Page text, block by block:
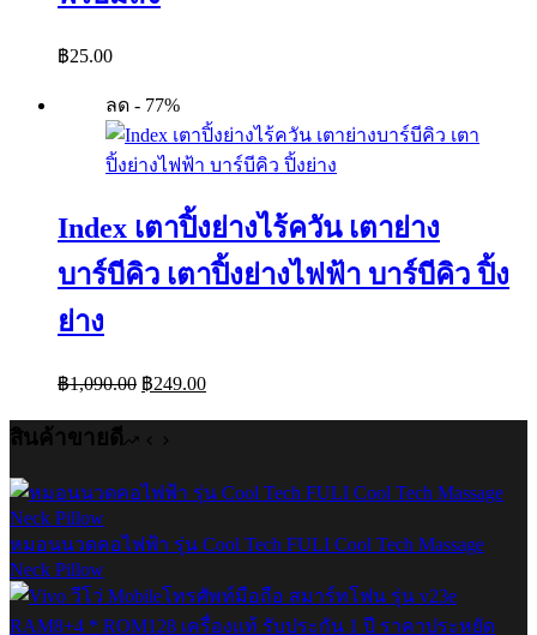
฿25.00
ลด - 77%
Index เตาปิ้งย่างไร้ควัน เตาย่าง
บาร์บีคิว เตาปิ้งย่างไฟฟ้า บาร์บีคิว ปิ้ง
ย่าง
฿1,090.00 Original
price
was:
฿1,090.00.
฿249.00Current
price
is:
สินค้าขายดี
หมอนนวดคอไฟฟ้า รุ่น Cool Tech FULI Cool Tech Massage
Neck Pillow